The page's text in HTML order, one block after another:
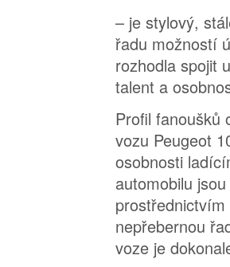
– je stylový,
řadu možností
rozhodla spojit
talent a
Profil fanoušků
vozu Peugeot
osobnosti
automobilu
nepřebernou
voze je